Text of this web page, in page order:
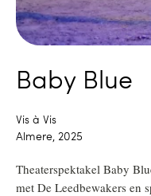
Baby Blue
Vis à Vis
Almere, 2025
Theaterspektakel Baby
met De Leedbewakers en